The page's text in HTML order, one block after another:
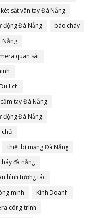
két sắt vân tay Đà Nẵng
động Đà Nẵng
báo cháy
Nẵng
quan sát
Du lịch
tay Đà Nẵng
động Đà Nẵng
chủ
thiết bị mạng Đà Nẵng
đà nẵng
hình tương tác
minh
Kinh Doanh
công trình